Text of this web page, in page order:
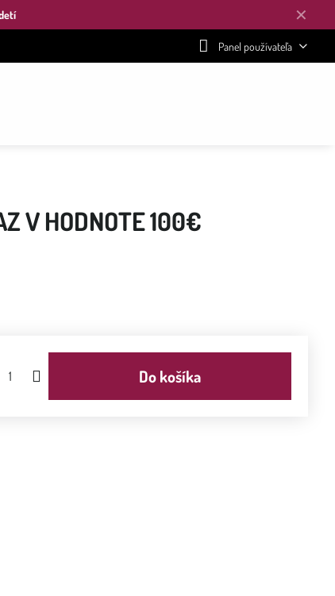
✕
Panel používateľa
V HODNOTE 100€
Do košíka